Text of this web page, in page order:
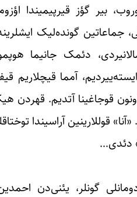
بیر گؤز قیرپیمیندا
جماعاتین گونده‌لیک
دئمک جانیما
آمما قیچلاریم
اونون قوجاغینا آتدیم.
قوللارینین آراسیندا
دئدی…
گونلر، یئنی‌دن